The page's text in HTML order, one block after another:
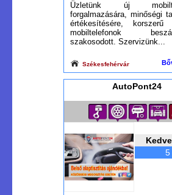
Üzletünk új
forgalmazására, minőségi
értékesítésére, korszerű
mobiltelefonok
szakosodott. Szervizünk...
Székesfehérvár
AutoPont24
5